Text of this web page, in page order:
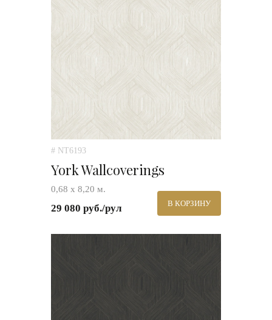
# NT6193
York Wallcoverings
0,68 х 8,20 м.
29 080 руб./рул В КОРЗИНУ